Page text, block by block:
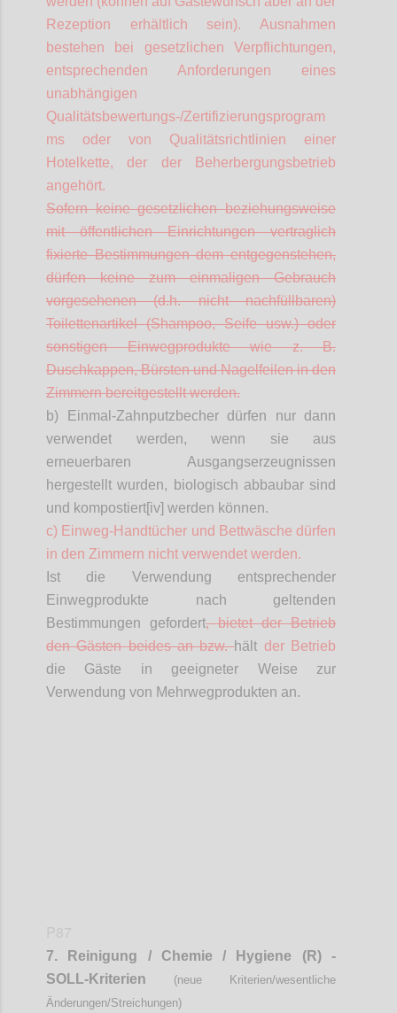
Rezeption erhältlich sein). Ausnahmen
bestehen bei gesetzlichen Verpflichtungen,
entsprechenden Anforderungen eines
unabhängigen
Qualitätsbewertungs-/Zertifizierungsprogram
ms oder von Qualitätsrichtlinien einer
Hotelkette, der der Beherbergungsbetrieb
angehört.
Sofern keine gesetzlichen beziehungsweise
mit öffentlichen Einrichtungen vertraglich
fixierte Bestimmungen dem entgegenstehen,
dürfen keine zum einmaligen Gebrauch
vorgesehenen (d.h. nicht nachfüllbaren)
Toilettenartikel (Shampoo, Seife usw.) oder
sonstigen Einwegprodukte wie z. B.
Duschkappen, Bürsten und Nagelfeilen in den
Zimmern bereitgestellt werden.
b) Einmal-Zahnputzbecher dürfen nur dann
verwendet werden, wenn sie aus
erneuerbaren Ausgangserzeugnissen
hergestellt wurden, biologisch abbaubar sind
und kompostiert[iv] werden können.
c) Einweg-Handtücher und Bettwäsche dürfen
in den Zimmern nicht verwendet werden.
Ist die Verwendung entsprechender
Einwegprodukte nach geltenden
Bestimmungen gefordert, bietet der Betrieb
den Gästen beides an bzw.hält der Betrieb
die Gäste in geeigneter Weise zur
Verwendung von Mehrwegprodukten an.
7.
Reinigung / Chemie / Hygiene (R) -
SOLL-Kriterien
(neue Kriterien/wesentliche
Änderungen/Streichungen)